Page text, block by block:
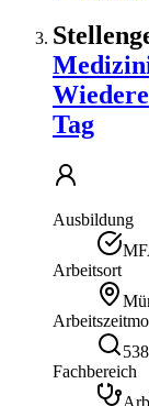
Tag
Ausbildung
Arbeitsort
Fachbereich